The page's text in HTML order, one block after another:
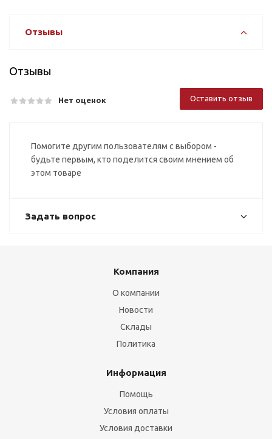
Отзывы
Отзывы
Нет оценок Оставить отзыв
Помогите другим пользователям с выбором -
будьте первым, кто поделится своим мнением об
этом товаре
Задать вопрос
Компания
О компании
Новости
Склады
Политика
Информация
Помощь
Условия оплаты
Условия доставки